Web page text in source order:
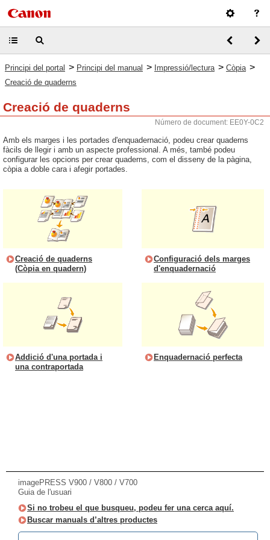
Principi del portal > Principi del manual > Impressió/lectura > Còpia >
Creació de quaderns
Creació de quaderns
Número de document: EE0Y-0C2
Amb els marges i les portades d'enquadernació, podeu crear quaderns
fàcils de llegir i amb un aspecte professional. A més, també podeu
configurar les opcions per crear quaderns, com el disseny de la pàgina,
còpia a doble cara i afegir portades.
Creació de quaderns
(Còpia en quadern)
Configuració dels marges
d'enquadernació
Addició d'una portada i
una contraportada
Enquadernació perfecta
imagePRESS V900 / V800 / V700
Guia de l'usuari
Si no trobeu el que busqueu, podeu fer una cerca aquí.
Buscar manuals d’altres productes